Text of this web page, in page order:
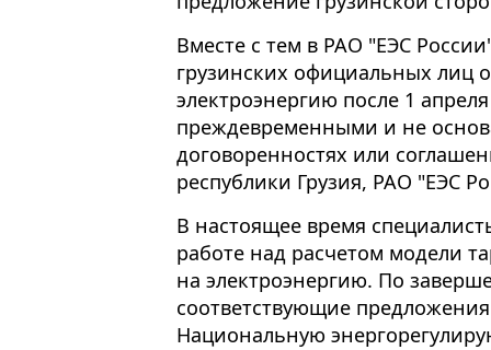
Вместе с тем в РАО "ЕЭС
грузинских официальных лиц
электроэнергию после 1
преждевременными и не
договоренностях или
республики Грузия, РАО "ЕЭС
В настоящее время
работе над расчетом модели
на электроэнергию. По
соответствующие
Национальную